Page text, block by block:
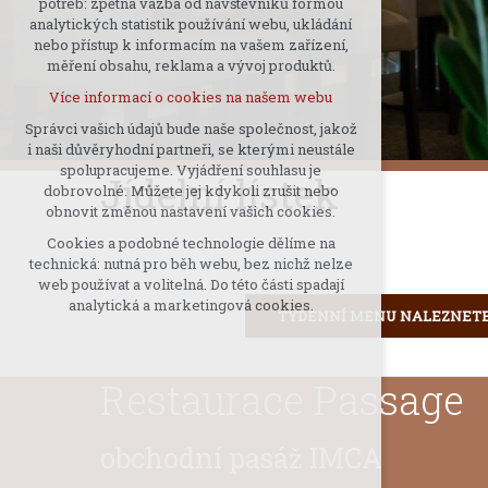
Vítejte v naší
Jídelní lístek
TÝDENNÍ MENU
Restaurace Passage
udržení kontextu stránek (session):
případná přihlášení, volby jazyka, apod.
Volitelná cookies
analytická pro anonymizované
vyhodnocení návštěvnosti
marketingová cookies (Google)
Více informací o cookies na našem webu
Přijmout všechny cookies
Odmítnout vše
analytických statistik používání webu, ukládání
nebo přístup k informacím na vašem zařízení,
měření obsahu, reklama a vývoj produktů.
Více informací o cookies na našem webu
Správci vašich údajů bude naše společnost, jakož
i naši důvěryhodní partneři, se kterými neustále
spolupracujeme. Vyjádření souhlasu je
dobrovolné. Můžete jej kdykoli zrušit nebo
obnovit změnou nastavení vašich cookies.
Cookies a podobné technologie dělíme na
technická: nutná pro běh webu, bez nichž nelze
web používat a volitelná. Do této části spadají
analytická a marketingová cookies.